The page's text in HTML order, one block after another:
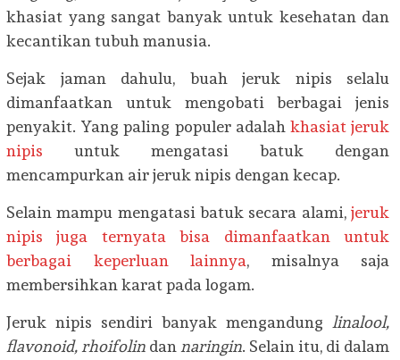
khasiat yang sangat banyak untuk kesehatan dan
kecantikan tubuh manusia.
Sejak jaman dahulu, buah jeruk nipis selalu
dimanfaatkan untuk mengobati berbagai jenis
penyakit. Yang paling populer adalah khasiat jeruk
nipis untuk mengatasi batuk dengan
mencampurkan air jeruk nipis dengan kecap.
Selain mampu mengatasi batuk secara alami, jeruk
nipis juga ternyata bisa dimanfaatkan untuk
berbagai keperluan lainnya, misalnya saja
membersihkan karat pada logam.
Jeruk nipis sendiri banyak mengandung linalool,
flavonoid, rhoifolin dan naringin. Selain itu, di dalam